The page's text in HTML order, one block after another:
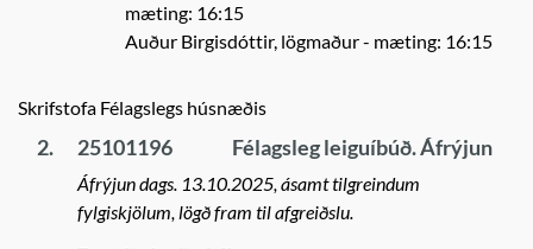
mæting: 16:15
Auður Birgisdóttir, lögmaður- mæting: 16:15
Skrifstofa Félagslegs húsnæðis
2. 25101196 Félagsleg leiguíbúð. Áfrýjun
Áfrýjun dags. 13.10.2025, ásamt tilgreindum
fylgiskjölum, lögð fram til afgreiðslu.